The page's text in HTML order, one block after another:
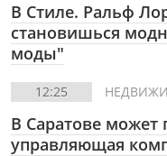
В Стиле. Ральф
становишься
моды"
12:25
В Саратове может
управляющая